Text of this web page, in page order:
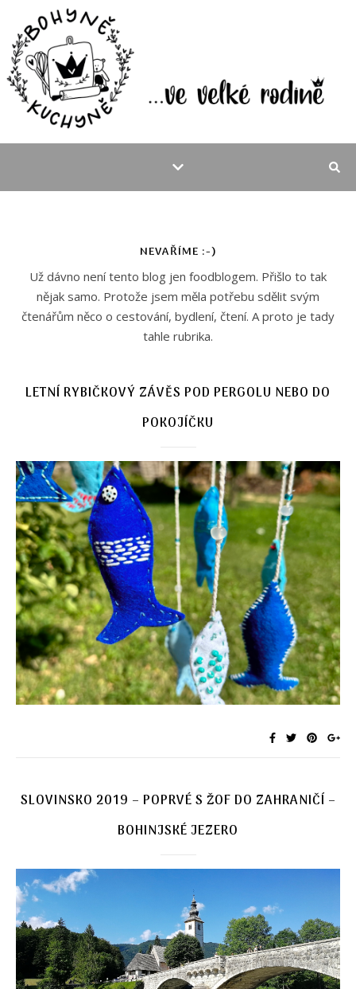
NEVAŘÍME :-)
Už dávno není tento blog jen foodblogem. Přišlo to tak
nějak samo. Protože jsem měla potřebu sdělit svým
čtenářům něco o cestování, bydlení, čtení. A proto je tady
tahle rubrika.
LETNÍ RYBIČKOVÝ ZÁVĚS POD PERGOLU NEBO DO
POKOJÍČKU
SLOVINSKO 2019 – POPRVÉ S ŽOF DO ZAHRANIČÍ –
BOHINJSKÉ JEZERO